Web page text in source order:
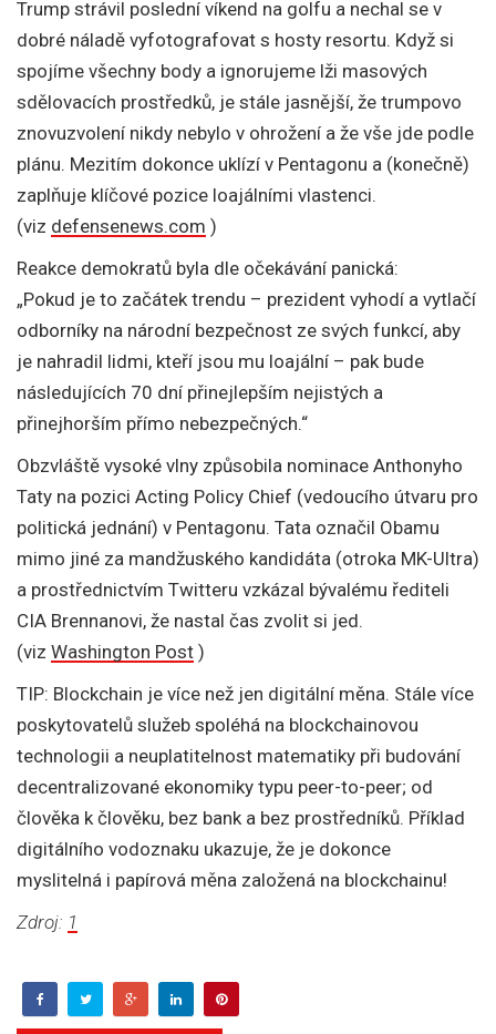
Trump strávil poslední víkend na golfu a nechal se v
dobré náladě vyfotografovat s hosty resortu. Když si
spojíme všechny body a ignorujeme lži masových
sdělovacích prostředků, je stále jasnější, že trumpovo
znovuzvolení nikdy nebylo v ohrožení a že vše jde podle
plánu. Mezitím dokonce uklízí v Pentagonu a (konečně)
zaplňuje klíčové pozice loajálními vlastenci.
(viz defensenews.com )
Reakce demokratů byla dle očekávání panická:
„Pokud je to začátek trendu – prezident vyhodí a vytlačí
odborníky na národní bezpečnost ze svých funkcí, aby
je nahradil lidmi, kteří jsou mu loajální – pak bude
následujících 70 dní přinejlepším nejistých a
přinejhorším přímo nebezpečných.“
Obzvláště vysoké vlny způsobila nominace Anthonyho
Taty na pozici Acting Policy Chief (vedoucího útvaru pro
politická jednání) v Pentagonu. Tata označil Obamu
mimo jiné za mandžuského kandidáta (otroka MK-Ultra)
a prostřednictvím Twitteru vzkázal bývalému řediteli
CIA Brennanovi, že nastal čas zvolit si jed.
(viz Washington Post )
TIP: Blockchain je více než jen digitální měna. Stále více
poskytovatelů služeb spoléhá na blockchainovou
technologii a neuplatitelnost matematiky při budování
decentralizované ekonomiky typu peer-to-peer; od
člověka k člověku, bez bank a bez prostředníků. Příklad
digitálního vodoznaku ukazuje, že je dokonce
myslitelná i papírová měna založená na blockchainu!
Zdroj: 1